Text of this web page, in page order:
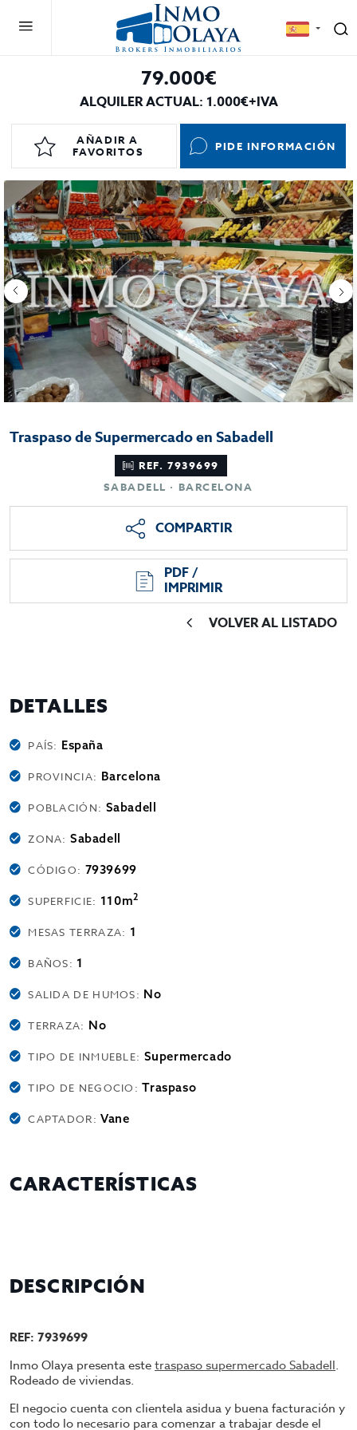
79.000€
ALQUILER ACTUAL: 1.000€+IVA
AÑADIR A
FAVORITOS
PIDE INFORMACIÓN
Traspaso de Supermercado en Sabadell
REF. 7939699
SABADELL · BARCELONA
COMPARTIR
PDF /
IMPRIMIR
VOLVER AL LISTADO
DETALLES
PAÍS: España
PROVINCIA: Barcelona
POBLACIÓN: Sabadell
ZONA:Sabadell
CÓDIGO: 7939699
SUPERFICIE: 110m2
MESAS TERRAZA: 1
BAÑOS: 1
SALIDA DE HUMOS: No
TERRAZA: No
TIPO DE INMUEBLE: Supermercado
TIPO DE NEGOCIO:Traspaso
CAPTADOR:Vane
CARACTERÍSTICAS
DESCRIPCIÓN
REF: 7939699
Inmo Olaya presenta estetraspaso supermercado Sabadell.
Rodeado de viviendas.
El negocio cuenta con clientela asidua y buena facturación y
con todo lo necesario para comenzar a trabajar desde el